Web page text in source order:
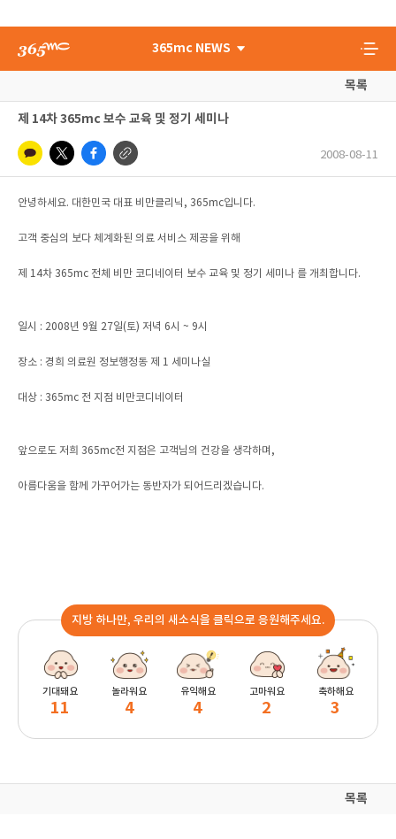
365mc NEWS
목록
제 14차 365mc 보수 교육 및 정기 세미나
2008-08-11
안녕하세요. 대한민국 대표 비만클리닉, 365mc입니다.
고객 중심의 보다 체계화된 의료 서비스 제공을 위해
제 14차 365mc 전체 비만 코디네이터 보수 교육 및 정기 세미나 를 개최합니다.
일시 : 2008년 9월 27일(토) 저녁 6시 ~ 9시
장소 : 경희 의료원 정보행정동 제 1 세미나실
대상 : 365mc 전 지점 비만코디네이터
앞으로도 저희 365mc전 지점은 고객님의 건강을 생각하며,
아름다움을 함께 가꾸어가는 동반자가 되어드리겠습니다.
지방 하나만, 우리의 새소식을 클릭으로 응원해주세요.
기대돼요
11
놀라워요
4
유익해요
4
고마워요
2
축하해요
3
목록